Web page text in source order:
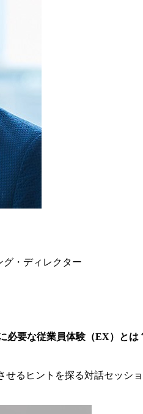
グ・ディレクター
必要な従業員体験（EX）とは
るヒントを探る対話セッシ